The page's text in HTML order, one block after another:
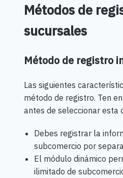
Métodos de
sucursales
Método de registro
Las siguientes
método de registro. Ten
antes de seleccionar esta
Debes registrar la
subcomercio por
El módulo dinámico
ilimitado de